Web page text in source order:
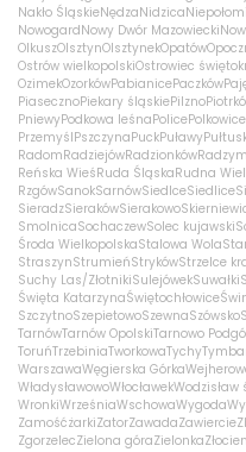
Nakło ŚląskieNędzaNidzica
NowogardNowy Dwór Mazowiecki
OlkuszOlsztynOlsztynekOpatów
Ostrów wielkopolskiOstrowiec
OzimekOzorkówPabianicePaczków
PiasecznoPiekary śląskiePilzno
PniewyPodkowa leśnaPolicePolkowice
PrzemyślPszczynaPuckPuławy
RadomRadziejówRadzionków
Reńska WieśRuda ŚląskaRudna
RzgówSanokSarnówSiedlceSiedlice
SieradzSierakówSierakowo
SmolnicaSochaczewSolec kujawski
Środa WielkopolskaStalowa Wola
StraszynStrumieńStrykówStrzelce
Suchy Las/ZłotnikiSulejówekSuwałki
Święta KatarzynaŚwiętochłowice
SzczytnoSzepietowoSzewnaSzówsko
TarnówTarnów OpolskiTarnowo
ToruńTrzebiniaTworkowaTychy
WarszawaWęgierska Górka
WładysławowoWłocławekWodzisław
WronkiWrześniaWschowaWygoda
ZamośćżarkiZatorZawadaZawiercie
ZgorzelecZielona góraZielonka